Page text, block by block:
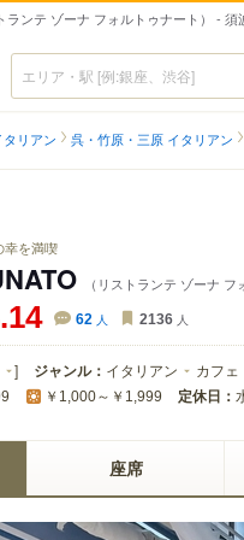
ンテ ゾーナ フォルトゥナート） - 須
べログ
タリアン 呉・竹原・三原 イタリアン
幸を満喫
（リストランテ ゾーナ フ
62 人 2136 人
] ジャンル： イタリアン カフェ
￥1,000～￥1,999 定休日：
座席